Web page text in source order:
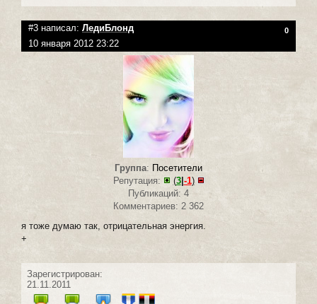
#3 написал: ЛедиБлонд 0
10 января 2012 23:22
Группа: Посетители
Репутация:
(3|-1)
Публикаций: 4
Комментариев: 2 362
я тоже думаю так, отрицательная энергия.
+
Зарегистрирован:
21.11.2011